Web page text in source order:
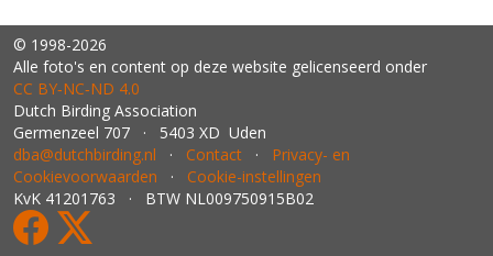
© 1998-2026
Alle foto's en content op deze website gelicenseerd onder
CC BY‑NC‑ND 4.0
Dutch Birding Association
Germenzeel 707 · 5403 XD Uden
dba@dutchbirding.nl · Contact · Privacy- en
Cookievoorwaarden · Cookie-instellingen
KvK 41201763 · BTW NL009750915B02